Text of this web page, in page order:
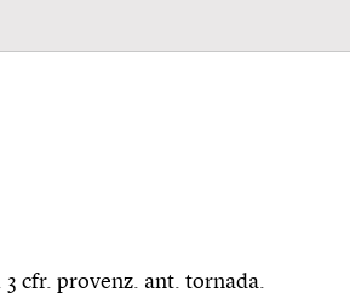
3 cfr. provenz. ant. tornada.